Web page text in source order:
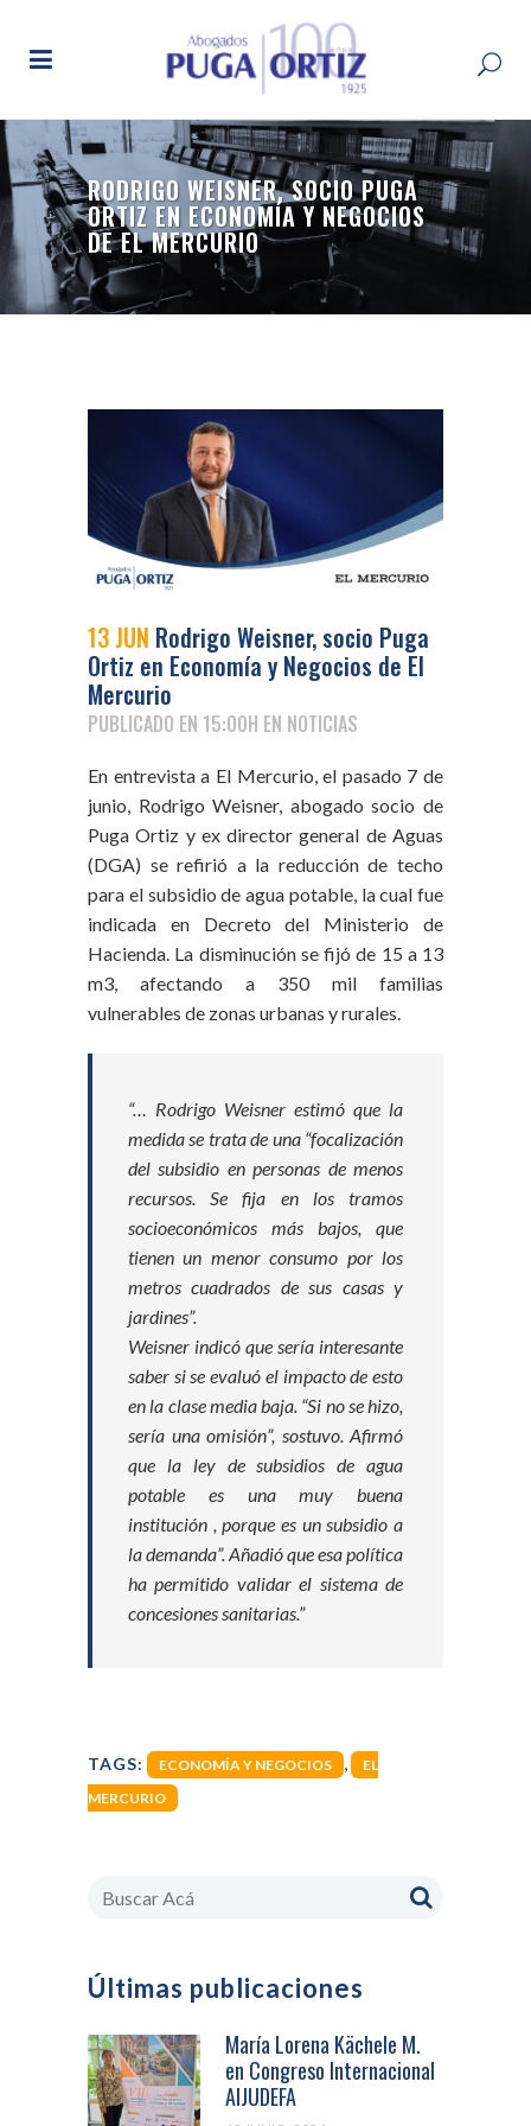
RODRIGO WEISNER, SOCIO PUGA
ORTIZ EN ECONOMÍA Y NEGOCIOS
DE EL MERCURIO
13 JUN Rodrigo Weisner, socio Puga
Ortiz en Economía y Negocios de El
Mercurio
PUBLICADO EN 15:00H EN NOTICIAS
En entrevista a El Mercurio, el pasado 7 de
junio, Rodrigo Weisner, abogado socio de
Puga Ortiz y ex director general de Aguas
(DGA) se refirió a la reducción de techo
para el subsidio de agua potable, la cual fue
indicada en Decreto del Ministerio de
Hacienda. La disminución se fijó de 15 a 13
m3, afectando a 350 mil familias
vulnerables de zonas urbanas y rurales.
“… Rodrigo Weisner estimó que la
medida se trata de una “focalización
del subsidio en personas de menos
recursos. Se fija en los tramos
socioeconómicos más bajos, que
tienen un menor consumo por los
metros cuadrados de sus casas y
jardines”.
Weisner indicó que sería interesante
saber si se evaluó el impacto de esto
en la clase media baja. “Si no se hizo,
sería una omisión”, sostuvo. Afirmó
que la ley de subsidios de agua
potable es una muy buena
institución , porque es un subsidio a
la demanda”. Añadió que esa política
ha permitido validar el sistema de
concesiones sanitarias.”
TAGS: ECONOMÍA Y NEGOCIOS
EL
MERCURIO
Últimas publicaciones
María Lorena Kächele M.
en Congreso Internacional
AIJUDEFA